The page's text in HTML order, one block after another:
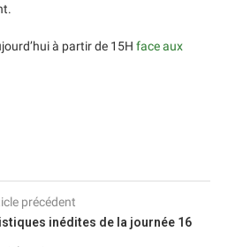
à partir de 15H face aux
précédent
inédites de la journée 16